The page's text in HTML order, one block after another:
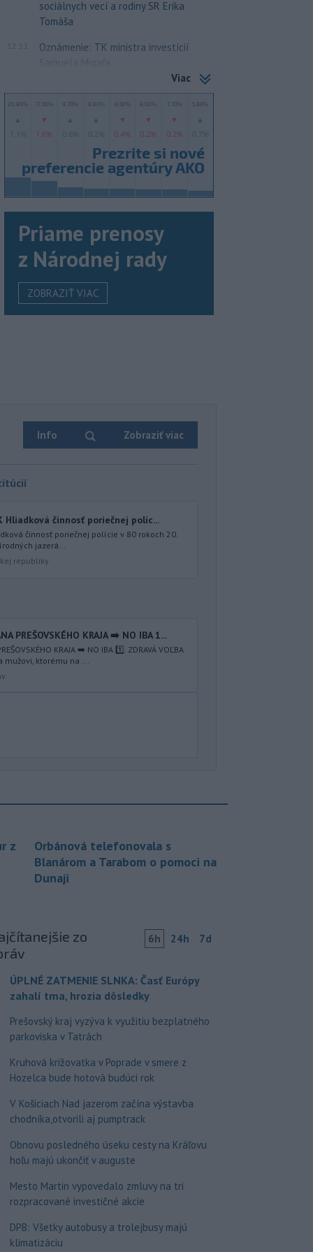
sociálnych vecí a rodiny SR Erika
Tomáša
Oznámenie: TK ministra investícií
Samuela Migaľa
Viac
Priame prenosy
z Národnej rady
ZOBRAZIŤ VIAC
Info Zobraziť viac
Hliadková činnosť poriečnej políc...
činnosť poriečnej polície v 80 rokoch 20.
jazerá...
republiky
PREŠOVSKÉHO KRAJA ➡️ NO IBA 1️...
KRAJA ➡️ NO IBA 1️⃣. ZDRAVÁ VOĽBA
mužovi, ktorému na ...
z
Orbánová telefonovala s
Blanárom a Tarabom o pomoci na
Dunaji
zo
6h 24h 7d
ÚPLNÉ ZATMENIE SLNKA: Časť Európy
zahalí tma, hrozia dôsledky
Prešovský kraj vyzýva k využitiu bezplatného
parkoviska v Tatrách
Kruhová križovatka v Poprade v smere z
Hozelca bude hotová budúci rok
V Košiciach Nad jazerom začína výstavba
chodníka,otvorili aj pumptrack
Obnovu posledného úseku cesty na Kráľovu
hoľu majú ukončiť v auguste
Mesto Martin vypovedalo zmluvy na tri
rozpracované investičné akcie
DPB: Všetky autobusy a trolejbusy majú
klimatizáciu